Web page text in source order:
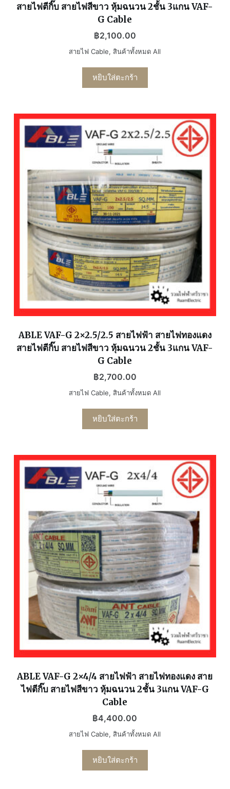
สายไฟตีกิ๊บ สายไฟสีขาว หุ้มฉนวน 2ชั้น 3แกน VAF-
G Cable
฿2,100.00
สายไฟ Cable, สินค้าทั้งหมด All
หยิบใส่ตะกร้า
ABLE VAF-G 2×2.5/2.5 สายไฟฟ้า สายไฟทองแดง
สายไฟตีกิ๊บ สายไฟสีขาว หุ้มฉนวน 2ชั้น 3แกน VAF-
G Cable
฿2,700.00
สายไฟ Cable, สินค้าทั้งหมด All
หยิบใส่ตะกร้า
ABLE VAF-G 2×4/4 สายไฟฟ้า สายไฟทองแดง สาย
ไฟตีกิ๊บ สายไฟสีขาว หุ้มฉนวน 2ชั้น 3แกน VAF-G
Cable
฿4,400.00
สายไฟ Cable, สินค้าทั้งหมด All
หยิบใส่ตะกร้า